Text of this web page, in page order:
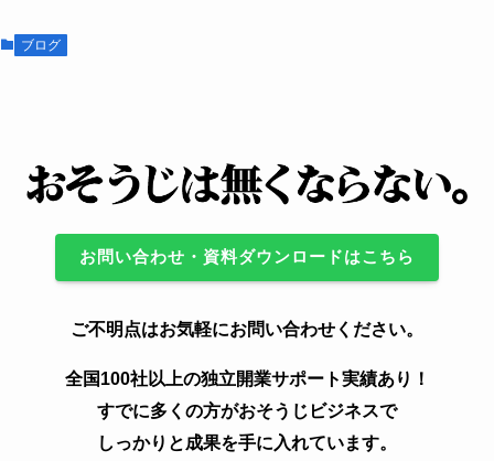
ブログ
お問い合わせ・資料ダウンロードはこちら
ご不明点はお気軽にお問い合わせください。
全国100社以上の独立開業サポート実績あり！
すでに多くの方がおそうじビジネスで
しっかりと成果を手に入れています。